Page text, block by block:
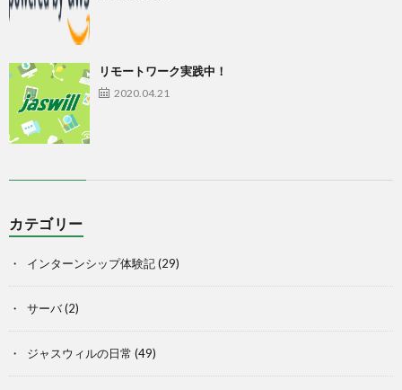
リモートワーク実践中！
2020.04.21
カテゴリー
インターンシップ体験記(29)
サーバ(2)
ジャスウィルの日常 (49)